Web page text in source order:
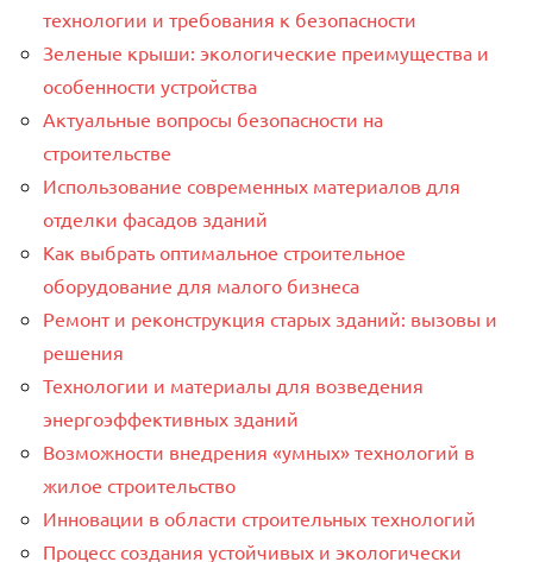
технологии и требования к безопасности
Зеленые крыши: экологические преимущества и
особенности устройства
Актуальные вопросы безопасности на
строительстве
Использование современных материалов для
отделки фасадов зданий
Как выбрать оптимальное строительное
оборудование для малого бизнеса
Ремонт и реконструкция старых зданий: вызовы и
решения
Технологии и материалы для возведения
энергоэффективных зданий
Возможности внедрения «умных» технологий в
жилое строительство
Инновации в области строительных технологий
Процесс создания устойчивых и экологически